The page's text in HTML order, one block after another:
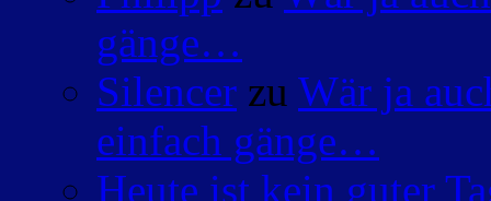
gänge…
Silencer zu Wär ja
einfach gänge…
Heute ist kein guter